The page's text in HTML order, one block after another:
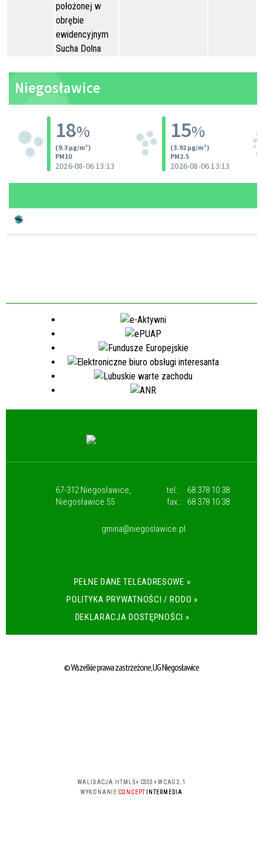
położonej w
obrębie
ewidencyjnym
Sucha Dolna
67-312 Niegosławice,
Niegosławice 55
tel.:
68 378 10 38
fax.:
68 378 10 38
gmina@niegoslawice.pl
PEŁNE DANE TELEADRESOWE »
POLITYKA PRYWATNOŚCI / RODO »
DEKLARACJA DOSTĘPNOŚCI »
© Wszelkie prawa zastrzeżone, UG Niegosławice
WALIDACJA: HTML5+ CSS3 +WCAG 2.1
WYKONANIE CONCEPT INTERMEDIA